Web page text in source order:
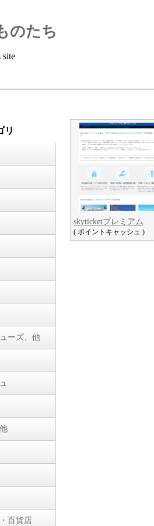
のたち
site
リ
ーズ、他
百貨店
skyticketプレミアム
( ポイントキャッシュ )